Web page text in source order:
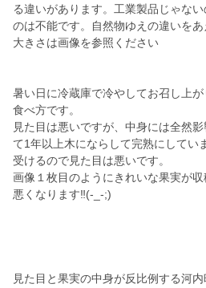
る違いがあります。工業製品じゃな
のは不能です。自然物ゆえの違いをあ
大きさは画像を参照ください
暑い日に冷蔵庫で冷やしてお召し上
食べ方です。
見た目は悪いですが、中身には全然
て1年以上木にならして完熟にしてい
受けるので見た目は悪いです。
画像１枚目のようにきれいな果実が
悪くなります‼️(-_-;)
見た目と果実の中身が反比例する河内